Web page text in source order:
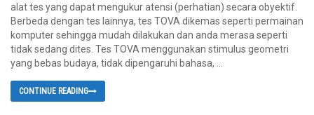
alat tes yang dapat mengukur atensi (perhatian) secara obyektif.
Berbeda dengan tes lainnya, tes TOVA dikemas seperti permainan
komputer sehingga mudah dilakukan dan anda merasa seperti
tidak sedang dites. Tes TOVA menggunakan stimulus geometri
yang bebas budaya, tidak dipengaruhi bahasa, ...
CONTINUE READING